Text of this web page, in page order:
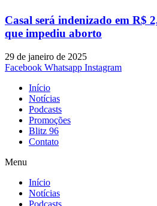
Casal será indenizado em R$
que impediu aborto
29 de janeiro de 2025
Facebook Whatsapp Instagram
Início
Notícias
Podcasts
Promoções
Blitz 96
Contato
Menu
Início
Notícias
Podcasts